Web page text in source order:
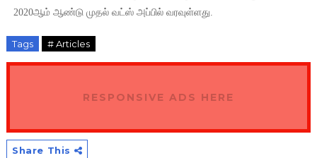
2020ஆம் ஆண்டு முதல் வட்ஸ் அப்பில் வரவுள்ளது.
Tags # Articles
RESPONSIVE ADS HERE
Share This